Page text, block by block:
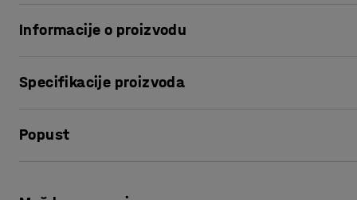
Informacije o proizvodu
dobro se uklapa u sobe za sastanke, urede i druga radna
Specifikacije proizvoda
Dubina sjedišta
Širina:
Popust